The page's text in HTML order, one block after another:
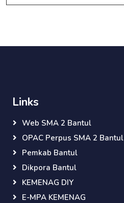
Links
Web SMA 2 Bantul
OPAC Perpus SMA 2 Bantul
Pemkab Bantul
Dikpora Bantul
KEMENAG DIY
E-MPA KEMENAG